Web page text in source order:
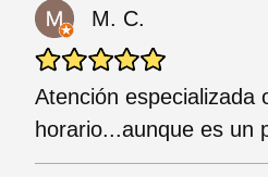
M. C.
Atención especializada
horario...aunque es un